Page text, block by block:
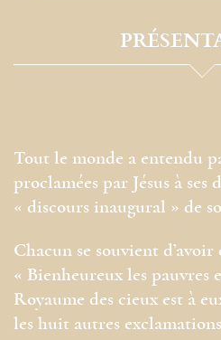
Tout le monde a entendu
proclamées par Jésus à ses
« discours inaugural » de
Chacun se souvient
« Bienheureux les pauvres
Royaume des cieux est à
les huit autres